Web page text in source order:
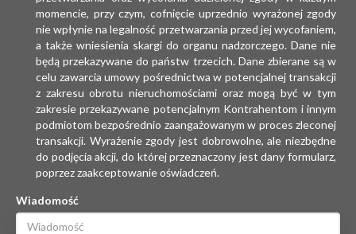
momencie, przy czym, cofnięcie uprzednio wyrażonej zgody
nie wpłynie na legalność przetwarzania przed jej wycofaniem,
a także wniesienia skargi do organu nadzorczego. Dane nie
będą przekazywane do państw trzecich. Dane zbierane są w
celu zawarcia umowy pośrednictwa w potencjalnej transakcji
z zakresu obrotu nieruchomościami oraz mogą być w tym
zakresie przekazywane potencjalnym Kontrahentom i innym
podmiotom bezpośrednio zaangażowanym w proces zleconej
transakcji. Wyrażenie zgody jest dobrowolne, ale niezbędne
do podjęcia akcji, do której przeznaczony jest dany formularz,
poprzez zaakceptowanie oświadczeń.
Wiadomość